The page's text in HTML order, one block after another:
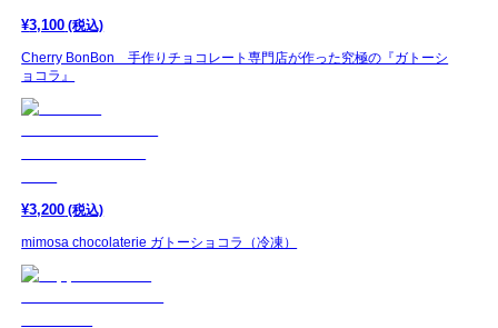
¥3,100 (税込)
Cherry BonBon 手作りチョコレート専門店が作った究極の『ガトーシ
ョコラ』
¥3,200 (税込)
mimosa chocolaterie ガトーショコラ（冷凍）